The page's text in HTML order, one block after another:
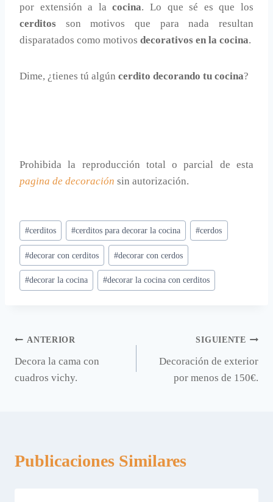
por extensión a lacocina. Lo que sé es que los
cerditos son motivos que para nada resultan
disparatados como motivos decorativos en la cocina.
Dime, ¿tienes tú algún cerdito decorando tu cocina?
Prohibida la reproducción total o parcial de esta
pagina de decoración sin autorización.
Etiquetas
de
la
entrada:
#cerditos #cerditos para decorar la cocina #cerdos
#decorar con cerditos #decorar con cerdos
#decorar la cocina #decorar la cocina con cerditos
Navegación
de
ANTERIOR
Decora la cama con
cuadros vichy.
SIGUIENTE
Decoración de exterior
por menos de 150€.
Publicaciones Similares